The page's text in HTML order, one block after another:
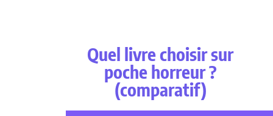
Quel livre choisir sur
poche horreur ?
(comparatif)